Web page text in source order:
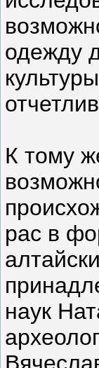
одежду
К тому
рас в
наук